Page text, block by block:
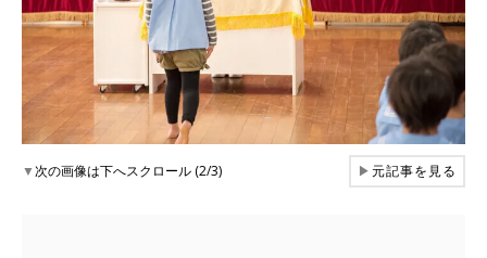
▼次の画像は下へスクロール (2/3) ▶元記事を見る